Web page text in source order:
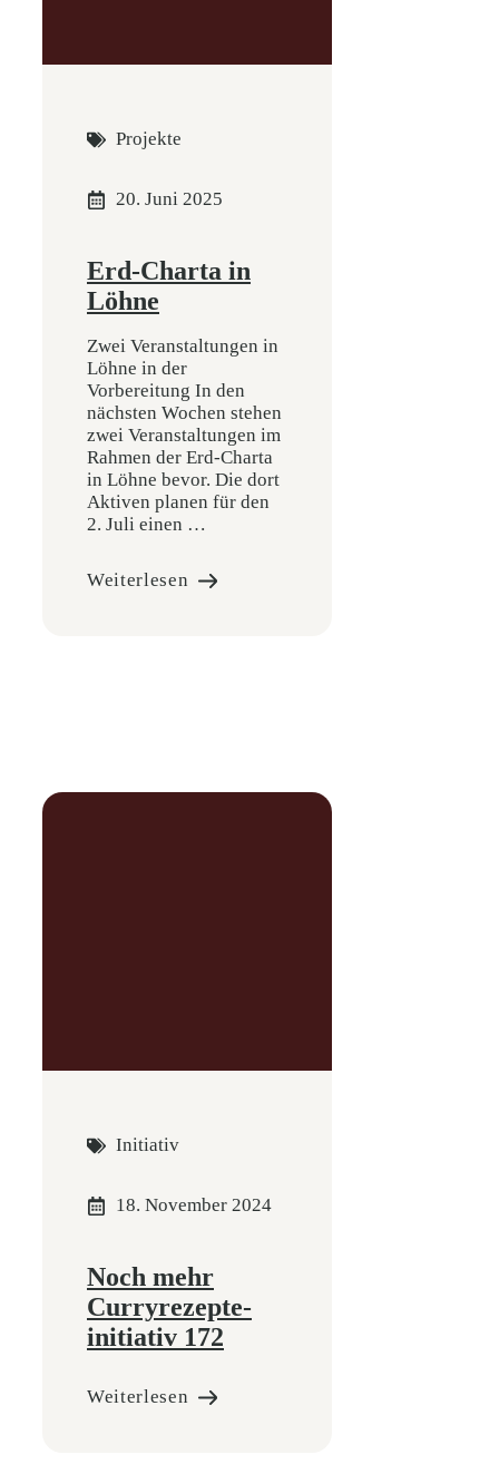
Projekte
20. Juni 2025
Erd-Charta in
Löhne
Zwei Veranstaltungen in
Löhne in der
Vorbereitung In den
nächsten Wochen stehen
zwei Veranstaltungen im
Rahmen der Erd-Charta
in Löhne bevor. Die dort
Aktiven planen für den
2. Juli einen …
Weiterlesen
Initiativ
18. November 2024
Noch mehr
Curryrezepte-
initiativ 172
Weiterlesen